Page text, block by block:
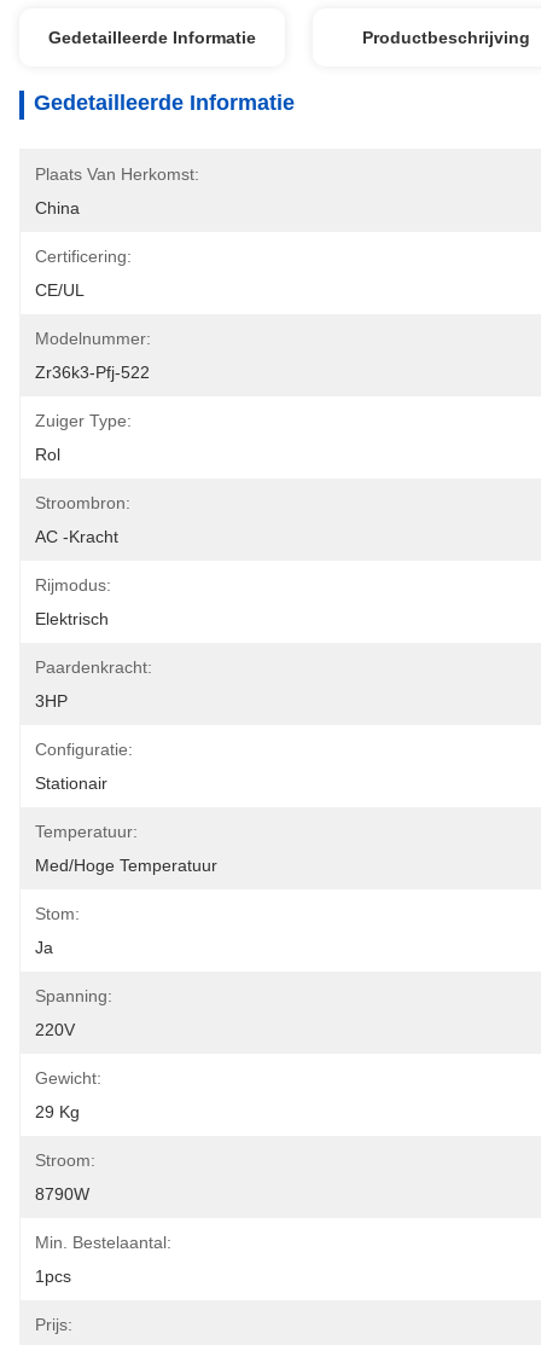
Gedetailleerde Informatie Productbeschrijving
Gedetailleerde Informatie
Plaats Van Herkomst:
China
Certificering:
CE/UL
Modelnummer:
Zr36k3-Pfj-522
Zuiger Type:
Rol
Stroombron:
AC -kracht
Rijmodus:
Elektrisch
Paardenkracht:
3HP
Configuratie:
Stationair
Temperatuur:
Med/hoge Temperatuur
Stom:
Ja
Spanning:
220V
Gewicht:
29 Kg
Stroom:
8790W
Min. Bestelaantal:
1pcs
Prijs: